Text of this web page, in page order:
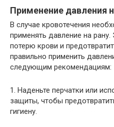
Применение давления
В случае кровотечения
применять давление на
потерю крови и
правильно применить
следующим рекомендациям:
1. Наденьте перчатки или
защиты, чтобы
гигиену.